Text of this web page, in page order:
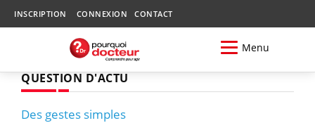
INSCRIPTION CONNEXION CONTACT
Menu
QUESTION D'ACTU
Des gestes simples